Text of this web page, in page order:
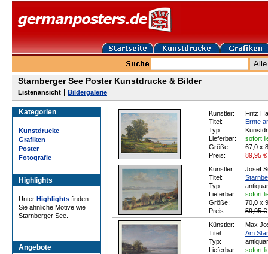
Starnberger See Poster Kunstdrucke & Bilder
Listenansicht Bildergalerie
Kategorien
Kunstdrucke
Grafiken
Poster
Fotografie
Highlights
Unter Highlights finden
Sie ähnliche Motive wie
Starnberger See.
Angebote
Künstler:
Fritz
Titel:
Ernte
Typ:
Lieferbar:
sofort
Größe:
67,0 x
Preis:
89,95 €
Künstler:
Josef
Titel:
Typ:
Lieferbar:
sofort
Größe:
70,0 x
Preis:
59,95 €
Künstler:
Max
Titel:
Am
Typ:
Lieferbar:
sofort